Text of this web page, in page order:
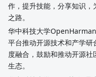
作，提升技能，分享知识
之路。
华中科技大学
平台推动开源技术和产学
度融合，鼓励和推动开源
生态。